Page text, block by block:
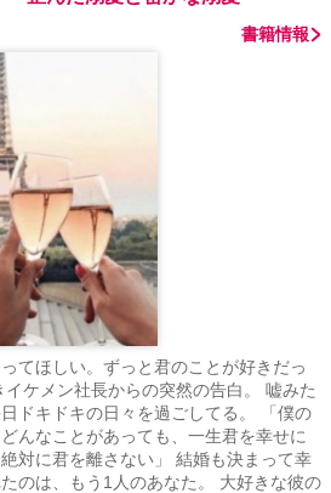
書籍情報
てほしい。ずっと君のことが好きだっ
ケメン社長からの突然の告白。 嘘みた
ドキドキの日々を過ごしてる。 「僕の
んなことがあっても、一生君を幸せに
対に君を離さない」 結婚も決まって幸
のは、もう1人のあなた。 大好きな彼の